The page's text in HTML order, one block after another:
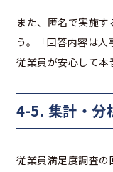
また、匿名で実施
う。「回答内容は人
従業員が安心して本
4-5. 集計・分
従業員満足度調査